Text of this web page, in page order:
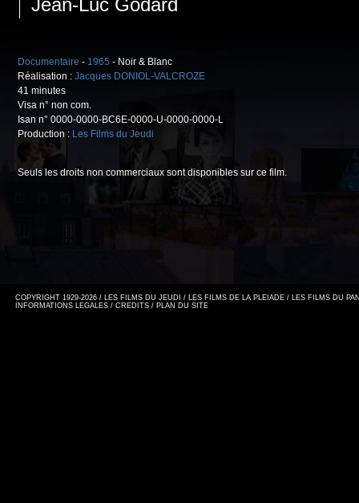
Jean-Luc Godard
Documentaire - 1965 - Noir & Blanc
Réalisation : Jacques DONIOL-VALCROZE
41 minutes
Visa n° non com.
Isan n° 0000-0000-BC6E-0000-U-0000-0000-L
Production : Les Films du Jeudi
Seuls les droits non commerciaux sont disponibles sur ce film.
COPYRIGHT 1929-2026 / LES FILMS DU JEUDI / LES FILMS DE LA PLEIADE / LES FILMS DU
INFORMATIONS LEGALES / CREDITS / PLAN DU SITE